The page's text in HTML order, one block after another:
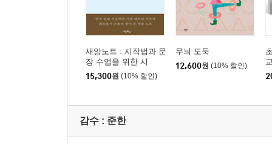
새앙노트 : 시작법과 문
장 수업을 위한 시
15,300원 (10% 할인)
무늬 도둑
12,600원 (10% 할인)
(
감수 : 준한